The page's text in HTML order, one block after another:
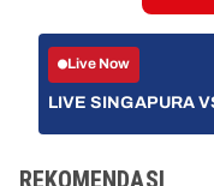
Live Now
LIVE SINGAPURA